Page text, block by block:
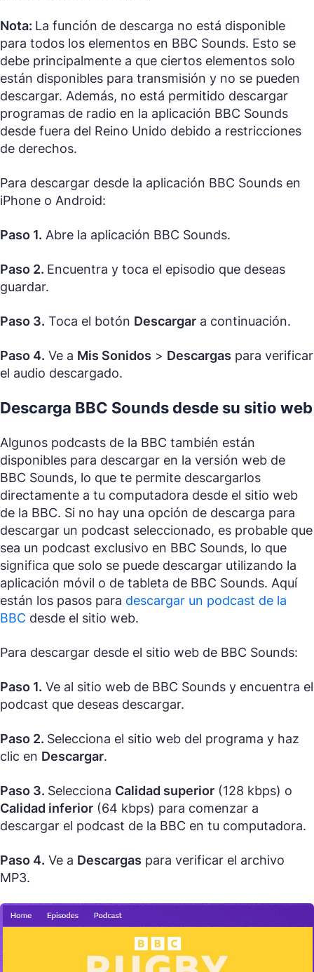
Nota: La función de descarga no está disponible
para todos los elementos en BBC Sounds. Esto se
debe principalmente a que ciertos elementos solo
están disponibles para transmisión y no se pueden
descargar. Además, no está permitido descargar
programas de radio en la aplicación BBC Sounds
desde fuera del Reino Unido debido a restricciones
de derechos.
Para descargar desde la aplicación BBC Sounds en
iPhone o Android:
Paso 1. Abre la aplicación BBC Sounds.
Paso 2. Encuentra y toca el episodio que deseas
guardar.
Paso 3. Toca el botón Descargar a continuación.
Paso 4. Ve a Mis Sonidos > Descargas para verificar
el audio descargado.
Descarga BBC Sounds desde su sitio web
Algunos podcasts de la BBC también están
disponibles para descargar en la versión web de
BBC Sounds, lo que te permite descargarlos
directamente a tu computadora desde el sitio web
de la BBC. Si no hay una opción de descarga para
descargar un podcast seleccionado, es probable que
sea un podcast exclusivo en BBC Sounds, lo que
significa que solo se puede descargar utilizando la
aplicación móvil o de tableta de BBC Sounds. Aquí
están los pasos para descargar un podcast de la
BBC desde el sitio web.
Para descargar desde el sitio web de BBC Sounds:
Paso 1. Ve al sitio web de BBC Sounds y encuentra el
podcast que deseas descargar.
Paso 2. Selecciona el sitio web del programa y haz
clic en Descargar.
Paso 3. Selecciona Calidad superior (128 kbps) o
Calidad inferior (64 kbps) para comenzar a
descargar el podcast de la BBC en tu computadora.
Paso 4. Ve a Descargas para verificar el archivo
MP3.